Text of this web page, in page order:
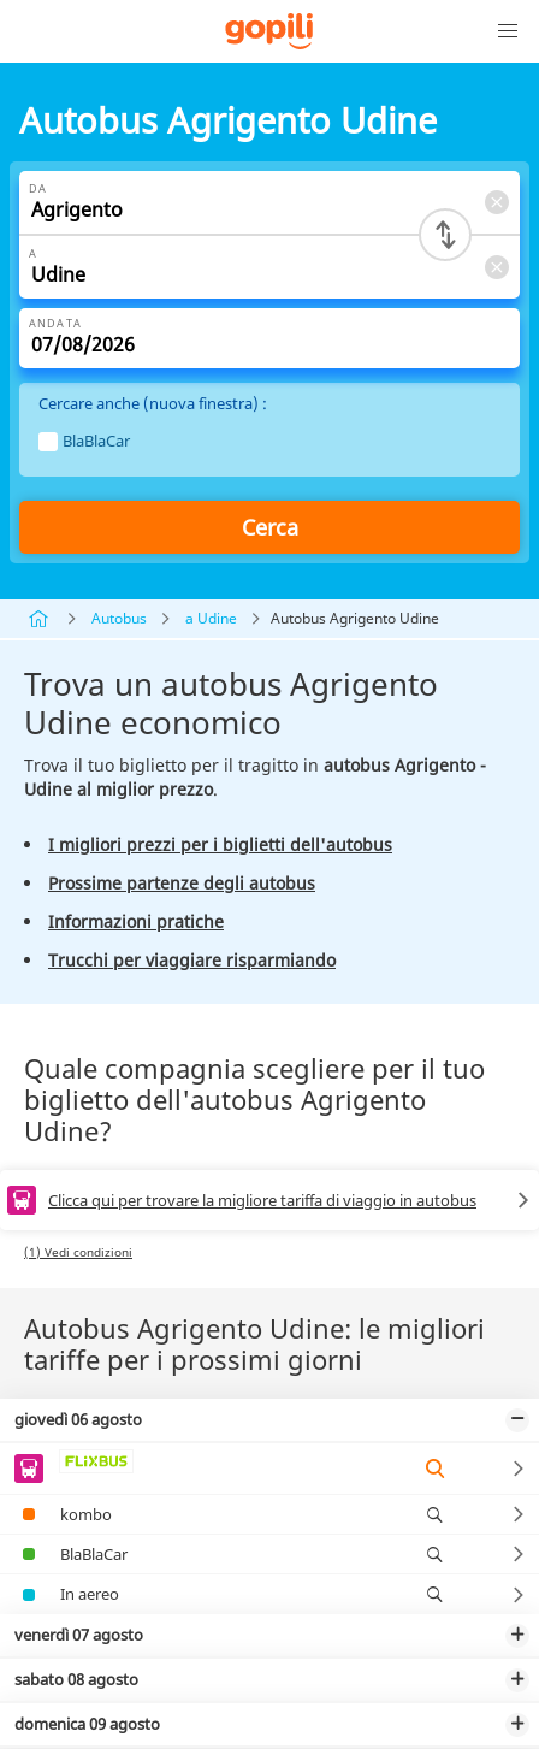
Autobus Agrigento Udine
DA
A
ANDATA
Cercare anche (nuova finestra) :
BlaBlaCar
Cerca
Autobus a Udine Autobus Agrigento Udine
Trova un autobus Agrigento
Udine economico
Trova il tuo biglietto per il tragitto in autobus Agrigento -
Udine al miglior prezzo.
I migliori prezzi per i biglietti dell'autobus
Prossime partenze degli autobus
Informazioni pratiche
Trucchi per viaggiare risparmiando
Quale compagnia scegliere per il tuo
biglietto dell'autobus Agrigento
Udine?
Clicca qui per trovare la migliore tariffa di viaggio in autobus
(1) Vedi condizioni
Autobus Agrigento Udine: le migliori
tariffe per i prossimi giorni
giovedì 06 agosto
kombo
BlaBlaCar
In aereo
venerdì 07 agosto
sabato 08 agosto
domenica 09 agosto